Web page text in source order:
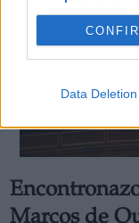
Data Deletion
Marcos de